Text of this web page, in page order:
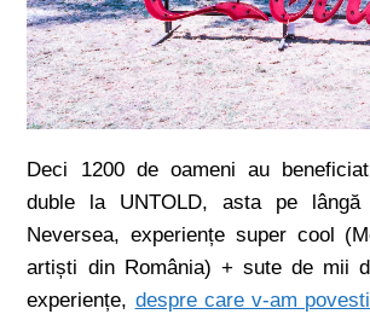
Deci 1200 de oameni au
duble la UNTOLD, asta pe lângă
Neversea, experiențe super cool
artiști din România) + sute de mii
experiențe, despre care v-am